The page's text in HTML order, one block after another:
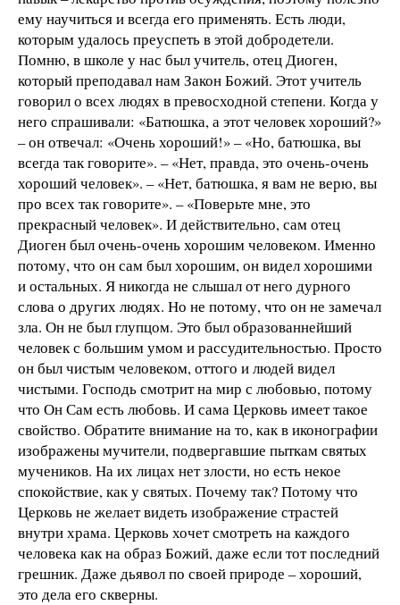
ему научиться и всегда его применять. Есть люди,
которым удалось преуспеть в этой добродетели.
Помню, в школе у нас был учитель, отец Диоген,
который преподавал нам Закон Божий. Этот учитель
говорил о всех людях в превосходной степени. Когда у
него спрашивали: «Батюшка, а этот человек хороший?»
– он отвечал: «Очень хороший!» – «Но, батюшка, вы
всегда так говорите». – «Нет, правда, это очень-очень
хороший человек». – «Нет, батюшка, я вам не верю, вы
про всех так говорите». – «Поверьте мне, это
прекрасный человек». И действительно, сам отец
Диоген был очень-очень хорошим человеком. Именно
потому, что он сам был хорошим, он видел хорошими
и остальных. Я никогда не слышал от него дурного
слова о других людях. Но не потому, что он не замечал
зла. Он не был глупцом. Это был образованнейший
человек с большим умом и рассудительностью. Просто
он был чистым человеком, оттого и людей видел
чистыми. Господь смотрит на мир с любовью, потому
что Он Сам есть любовь. И сама Церковь имеет такое
свойство. Обратите внимание на то, как в иконографии
изображены мучители, подвергавшие пыткам святых
мучеников. На их лицах нет злости, но есть некое
спокойствие, как у святых. Почему так? Потому что
Церковь не желает видеть изображение страстей
внутри храма. Церковь хочет смотреть на каждого
человека как на образ Божий, даже если тот последний
грешник. Даже дьявол по своей природе – хороший,
это дела его скверны.